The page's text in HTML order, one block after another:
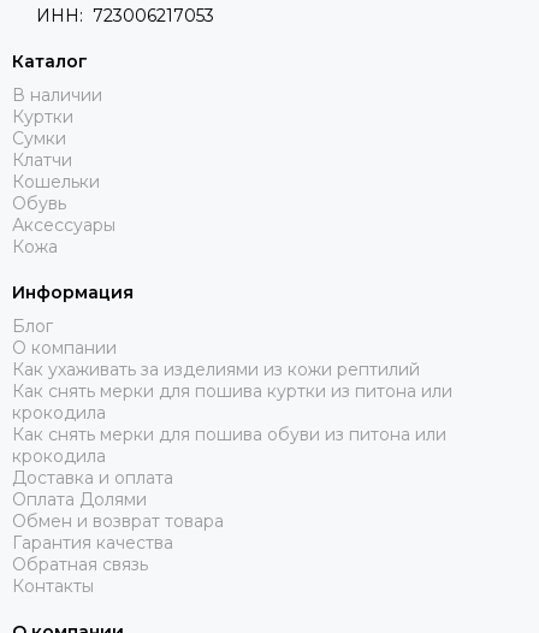
ИНН: 723006217053
Каталог
В наличии
Куртки
Сумки
Клатчи
Кошельки
Обувь
Аксессуары
Кожа
Информация
Блог
О компании
Как ухаживать за изделиями из кожи рептилий
Как снять мерки для пошива куртки из питона или
крокодила
Как снять мерки для пошива обуви из питона или
крокодила
Доставка и оплата
Оплата Долями
Обмен и возврат товара
Гарантия качества
Обратная связь
Контакты